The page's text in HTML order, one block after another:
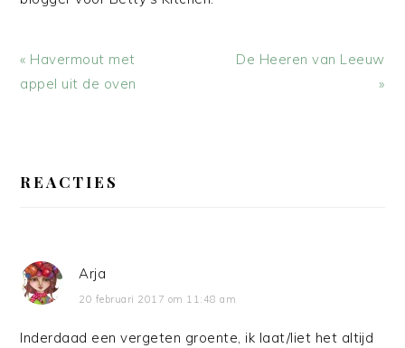
Vorig
bericht:
« Havermout met
appel uit de oven
Volgend
De Heeren van Leeuw
»
INTERACTIES
REACTIES
Arja
20 februari 2017 om 11:48 am
Inderdaad een vergeten groente, ik laat/liet het altijd